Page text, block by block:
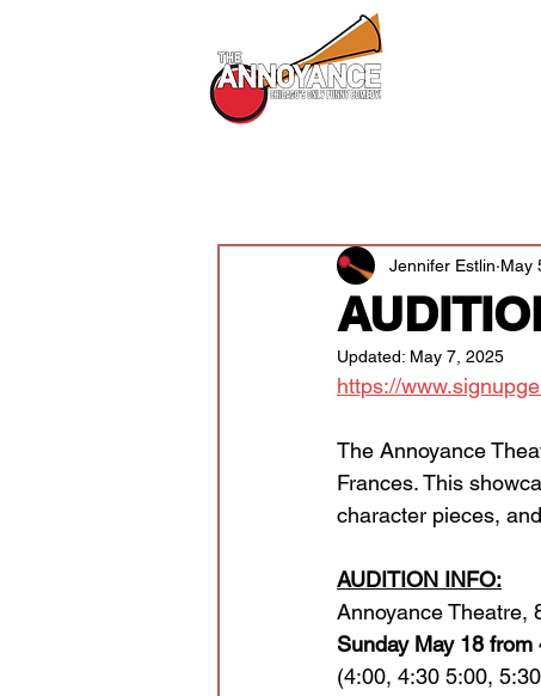
Jennifer Estlin May
Updated: May 7, 2025
https://
The Annoyance
Frances. This
character pieces,
AUDITION INFO:
Annoyance Theatre,
Sunday May 18 from
(4:00, 4:30 5:00,